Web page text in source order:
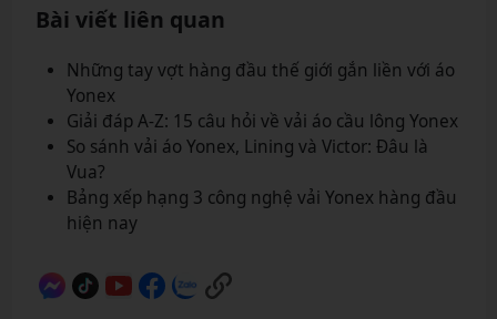
Bài viết liên quan
Những tay vợt hàng đầu thế giới gắn liền với áo
Yonex
Giải đáp A-Z: 15 câu hỏi về vải áo cầu lông Yonex
So sánh vải áo Yonex, Lining và Victor: Đâu là
Vua?
Bảng xếp hạng 3 công nghệ vải Yonex hàng đầu
hiện nay